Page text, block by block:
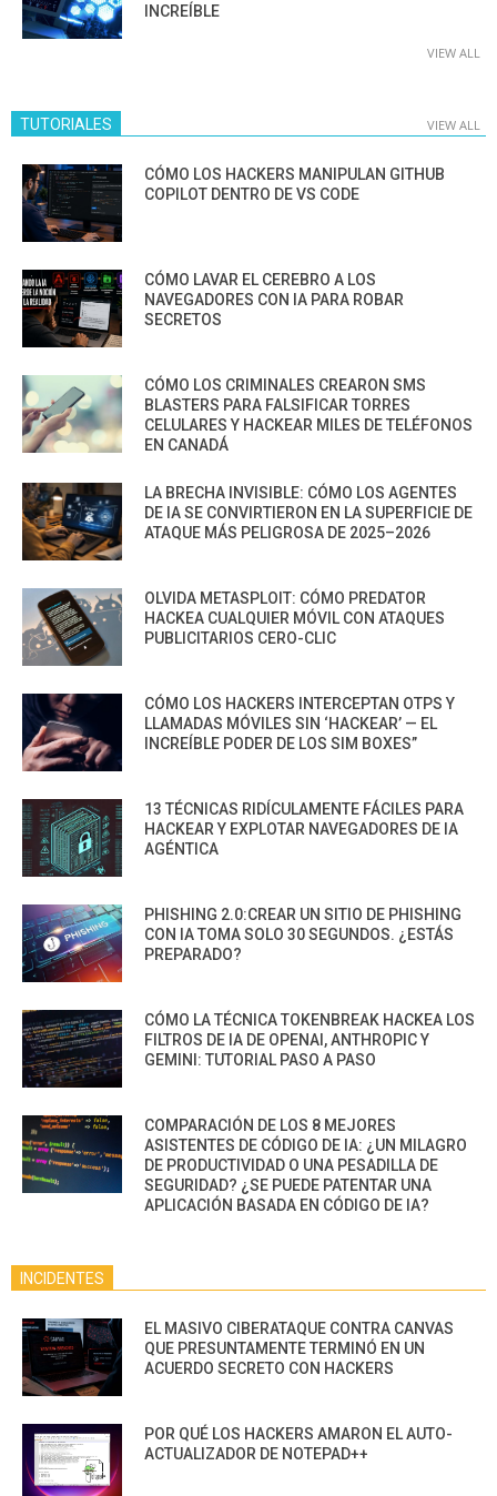
INCREÍBLE
VIEW ALL
TUTORIALES VIEW ALL
CÓMO LOS HACKERS MANIPULAN GITHUB
COPILOT DENTRO DE VS CODE
CÓMO LAVAR EL CEREBRO A LOS
NAVEGADORES CON IA PARA ROBAR
SECRETOS
CÓMO LOS CRIMINALES CREARON SMS
BLASTERS PARA FALSIFICAR TORRES
CELULARES Y HACKEAR MILES DE TELÉFONOS
EN CANADÁ
LA BRECHA INVISIBLE: CÓMO LOS AGENTES
DE IA SE CONVIRTIERON EN LA SUPERFICIE DE
ATAQUE MÁS PELIGROSA DE 2025–2026
OLVIDA METASPLOIT: CÓMO PREDATOR
HACKEA CUALQUIER MÓVIL CON ATAQUES
PUBLICITARIOS CERO-CLIC
CÓMO LOS HACKERS INTERCEPTAN OTPS Y
LLAMADAS MÓVILES SIN ‘HACKEAR’ — EL
INCREÍBLE PODER DE LOS SIM BOXES”
13 TÉCNICAS RIDÍCULAMENTE FÁCILES PARA
HACKEAR Y EXPLOTAR NAVEGADORES DE IA
AGÉNTICA
PHISHING 2.0:CREAR UN SITIO DE PHISHING
CON IA TOMA SOLO 30 SEGUNDOS. ¿ESTÁS
PREPARADO?
CÓMO LA TÉCNICA TOKENBREAK HACKEA LOS
FILTROS DE IA DE OPENAI, ANTHROPIC Y
GEMINI: TUTORIAL PASO A PASO
COMPARACIÓN DE LOS 8 MEJORES
ASISTENTES DE CÓDIGO DE IA: ¿UN MILAGRO
DE PRODUCTIVIDAD O UNA PESADILLA DE
SEGURIDAD? ¿SE PUEDE PATENTAR UNA
APLICACIÓN BASADA EN CÓDIGO DE IA?
INCIDENTES
EL MASIVO CIBERATAQUE CONTRA CANVAS
QUE PRESUNTAMENTE TERMINÓ EN UN
ACUERDO SECRETO CON HACKERS
POR QUÉ LOS HACKERS AMARON EL AUTO-
ACTUALIZADOR DE NOTEPAD++